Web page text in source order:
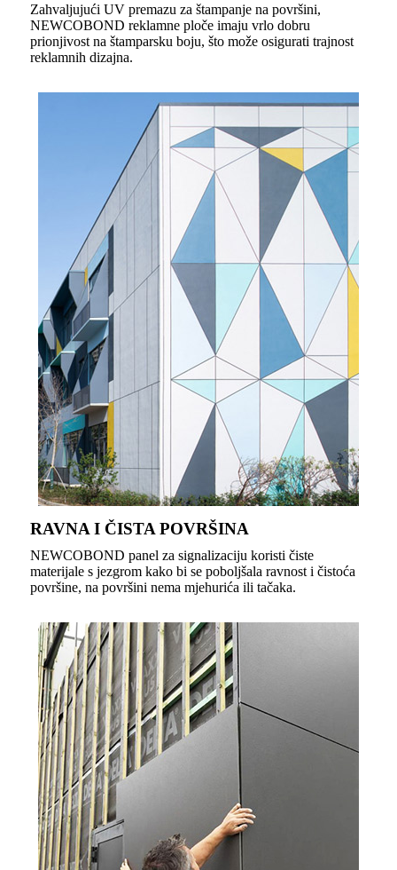
Zahvaljujući UV premazu za štampanje na površini,
NEWCOBOND reklamne ploče imaju vrlo dobru
prionjivost na štamparsku boju, što može osigurati trajnost
reklamnih dizajna.
RAVNA I ČISTA POVRŠINA
NEWCOBOND panel za signalizaciju koristi čiste
materijale s jezgrom kako bi se poboljšala ravnost i čistoća
površine, na površini nema mjehurića ili tačaka.